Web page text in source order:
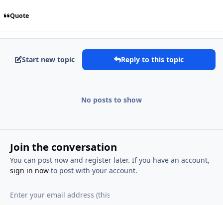
Quote
Start new topic Reply to this topic
No posts to show
Join the conversation
You can post now and register later. If you have an account,
sign in nowto post with your account.